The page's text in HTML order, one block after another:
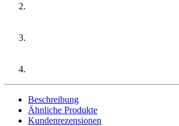
Beschreibung
Ähnliche Produkte
Kundenrezensionen